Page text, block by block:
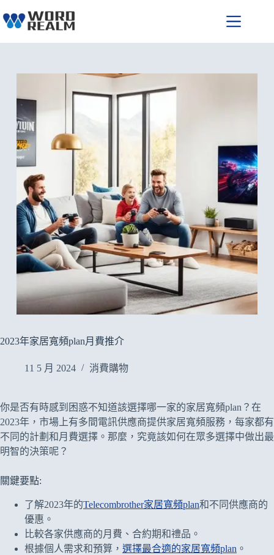
至
2023年家居寬頻plan月費推介
11 5 月 2024 消費購物
你是否有時感到困惑不知道該選擇哪一家的家居寬頻plan？在
2023年，市場上有多間電訊供應商提供家居寬頻服務，每家都有
不同的計劃和月費選擇。那麼，究竟該如何在眾多選擇中做出最
明智的決策呢？
關鍵要點:
了解2023年的Telecombrother家居寬頻plan和不同供應商的
優惠。
比較各家供應商的月費、合約期和禮品。
根據個人需求和預算， 選擇最合適的家居寬頻plan 。